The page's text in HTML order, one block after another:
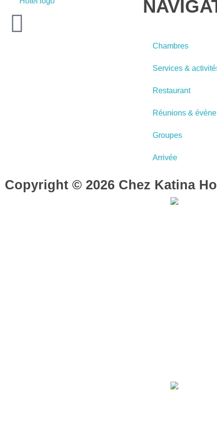
Chambres
Services &
Restaurant
Réunions &
Groupes
Arrivée
Copyright © 2026 Chez Katina